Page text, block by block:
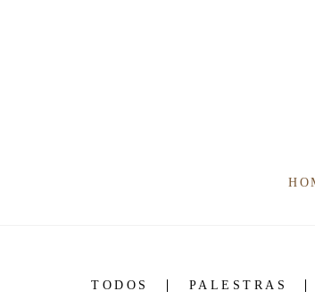
TODOS PALESTRAS